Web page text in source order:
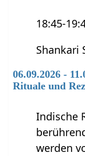
18:45-
Shankari
06.09.2026 -
Rituale und
Indische
werden